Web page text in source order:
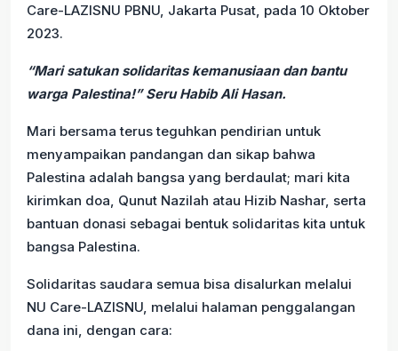
Care-LAZISNU PBNU, Jakarta Pusat, pada 10 Oktober
2023.
“Mari satukan solidaritas kemanusiaan dan bantu
warga Palestina!” Seru Habib Ali Hasan.
Mari bersama terus teguhkan pendirian untuk
menyampaikan pandangan dan sikap bahwa
Palestina adalah bangsa yang berdaulat; mari kita
kirimkan doa, Qunut Nazilah atau Hizib Nashar, serta
bantuan donasi sebagai bentuk solidaritas kita untuk
bangsa Palestina.
Solidaritas saudara semua bisa disalurkan melalui
NU Care-LAZISNU, melalui halaman penggalangan
dana ini, dengan cara: